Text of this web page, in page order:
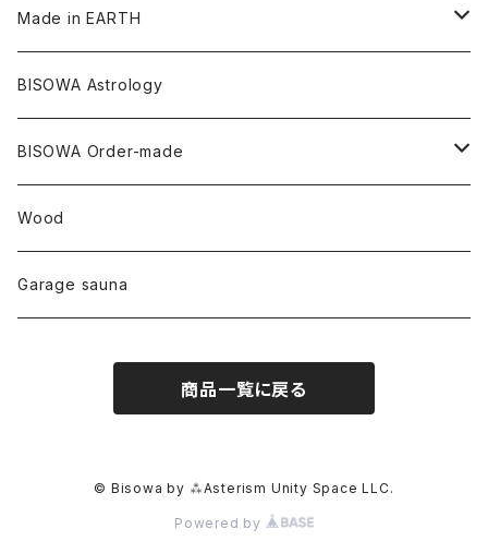
クォーツインクォーツ
ガーデンクォーツ
タンザナイト
ムーンストーン
ルチルクォーツ
中国
アメリカ
キーホルダー
オーガニックコットン
HAZE 和蝋燭
縁キャンドル
陶器
大蝶恵美子
Tomoko Uemura Art 麻炭陶器
Cosmic hemp
YUGEN GLASS
others
foods
オーガニックコットン
バンブー
オーガニックフリース
ヘアゴム
宇佐美聖子
Made in EARTH
Misakubo Japan
碧-AOI-の松葉天然酵母パン
Uwajima Japan
BISOWA Astrology
BISOWA Order-made
∞Seiko Usami∞
Wood
Garage sauna
商品一覧に戻る
© Bisowa by ⁂Asterism Unity Space LLC.
Powered by